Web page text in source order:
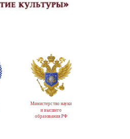
Министерство науки
и высшего
образования РФ